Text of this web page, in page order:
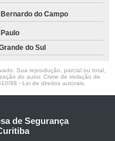
do Campo
do Sul
Sua reprodução, parcial ou total,
do autor. Crime de violação de
98 - Lei de direitos autorais
de Segurança